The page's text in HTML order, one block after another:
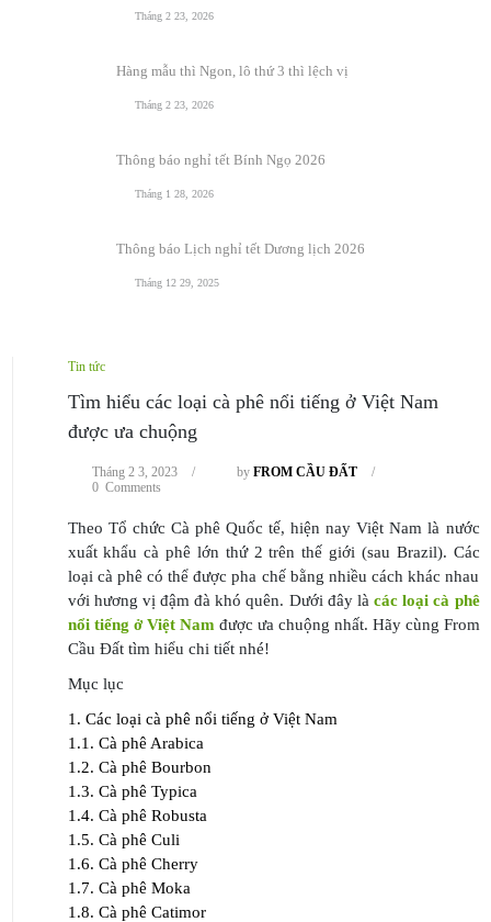
Tháng 2 23, 2026
Hàng mẫu thì Ngon, lô thứ 3 thì lệch vị
Tháng 2 23, 2026
Thông báo nghỉ tết Bính Ngọ 2026
Tháng 1 28, 2026
Thông báo Lịch nghỉ tết Dương lịch 2026
Tháng 12 29, 2025
Tin tức
Tìm hiểu các loại cà phê nổi tiếng ở Việt Nam
được ưa chuộng
Tháng 2 3, 2023 / by FROM CẦU ĐẤT
/
0 Comments
Theo Tổ chức Cà phê Quốc tế, hiện nay Việt Nam là nước
xuất khẩu cà phê lớn thứ 2 trên thế giới (sau Brazil). Các
loại cà phê có thể được pha chế bằng nhiều cách khác nhau
với hương vị đậm đà khó quên. Dưới đây làcác loại cà phê
nổi tiếng ở Việt Nam được ưa chuộng nhất. Hãy cùng From
Cầu Đất tìm hiểu chi tiết nhé!
Mục lục
1. Các loại cà phê nổi tiếng ở Việt Nam
1.1. Cà phê Arabica
1.2. Cà phê Bourbon
1.3. Cà phê Typica
1.4. Cà phê Robusta
1.5. Cà phê Culi
1.6. Cà phê Cherry
1.7. Cà phê Moka
1.8. Cà phê Catimor